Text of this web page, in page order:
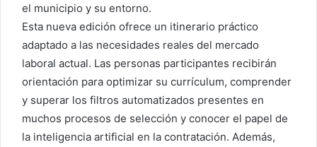
el municipio y su entorno.
Esta nueva edición ofrece un itinerario práctico
adaptado a las necesidades reales del mercado
laboral actual. Las personas participantes recibirán
orientación para optimizar su currículum, comprender
y superar los filtros automatizados presentes en
muchos procesos de selección y conocer el papel de
la inteligencia artificial en la contratación. Además,